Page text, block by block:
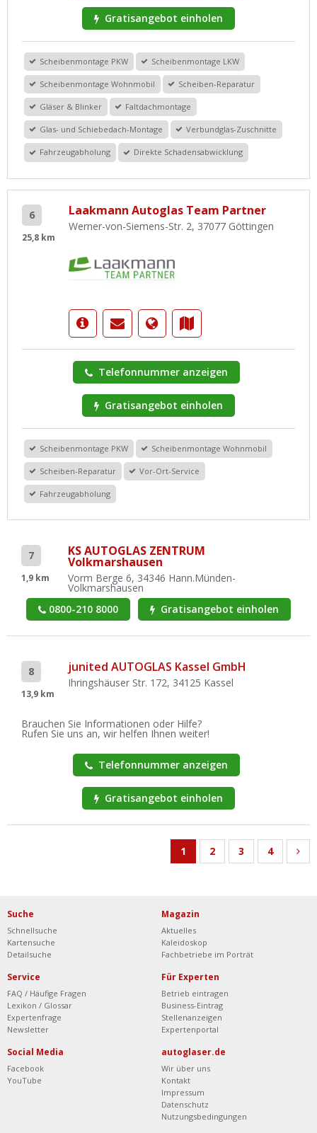
Gratisangebot einholen
Scheibenmontage PKW Scheibenmontage LKW
Scheibenmontage Wohnmobil Scheiben-Reparatur
Gläser & Blinker Faltdachmontage
Glas- und Schiebedach-Montage Verbundglas-Zuschnitte
Fahrzeugabholung Direkte Schadensabwicklung
6
25,8 km
Laakmann Autoglas Team Partner
Werner-von-Siemens-Str. 2, 37077 Göttingen
Telefonnummer anzeigen
Gratisangebot einholen
Scheibenmontage PKW Scheibenmontage Wohnmobil
Scheiben-Reparatur Vor-Ort-Service
Fahrzeugabholung
7
1,9 km
KS AUTOGLAS ZENTRUM
Volkmarshausen
Vorm Berge 6, 34346 Hann.Münden-
Volkmarshausen
0800-210 8000
Gratisangebot einholen
8
13,9 km
junited AUTOGLAS Kassel GmbH
Ihringshäuser Str. 172, 34125 Kassel
Brauchen Sie Informationen oder Hilfe?
Rufen Sie uns an, wir helfen Ihnen weiter!
Telefonnummer anzeigen
Gratisangebot einholen
1 2 3 4
Suche
Schnellsuche
Kartensuche
Detailsuche
Magazin
Aktuelles
Kaleidoskop
Fachbetriebe im Porträt
Service
FAQ / Häufige Fragen
Lexikon / Glossar
Expertenfrage
Newsletter
Für Experten
Betrieb eintragen
Business-Eintrag
Stellenanzeigen
Expertenportal
Social Media
Facebook
YouTube
autoglaser.de
Wir über uns
Kontakt
Impressum
Datenschutz
Nutzungsbedingungen